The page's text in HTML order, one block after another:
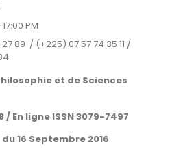
PM
89 / (+225) 07 57 74 35 11 /
et de Sciences
/ En ligne ISSN 3079-7497
du 16 Septembre 2016